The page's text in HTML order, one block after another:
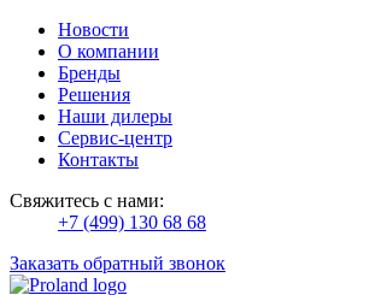
Новости
О компании
Бренды
Решения
Наши дилеры
Сервис-центр
Контакты
Свяжитесь с нами:
+7 (499) 130 68 68
Заказать обратный звонок